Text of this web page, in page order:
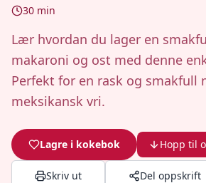
30 min
Lær hvordan du lager en
makaroni og ost med denne
Perfekt for en rask og smakfull
meksikansk vri.
Lagre i kokebok Hopp til
Skriv ut Del oppskrift